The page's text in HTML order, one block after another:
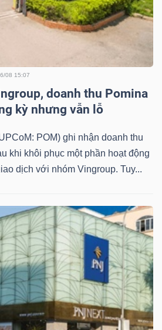
08 15:07
doanh thu Pomina
kỳ nhưng vẫn lỗ
POM) ghi nhận doanh thu
khi khôi phục một phần hoạt động
dịch với nhóm Vingroup. Tuy...